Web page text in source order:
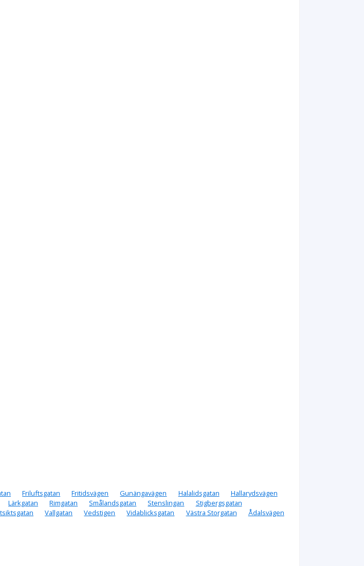
Friluftsgatan Fritidsvägen Gunängavägen Halalidsgatan
Hallarydsvägen
Lärkgatan Rimgatan Smålandsgatan Stenslingan
Stigbergsgatan
Vallgatan Vedstigen Vidablicksgatan Västra Storgatan
Ådalsvägen